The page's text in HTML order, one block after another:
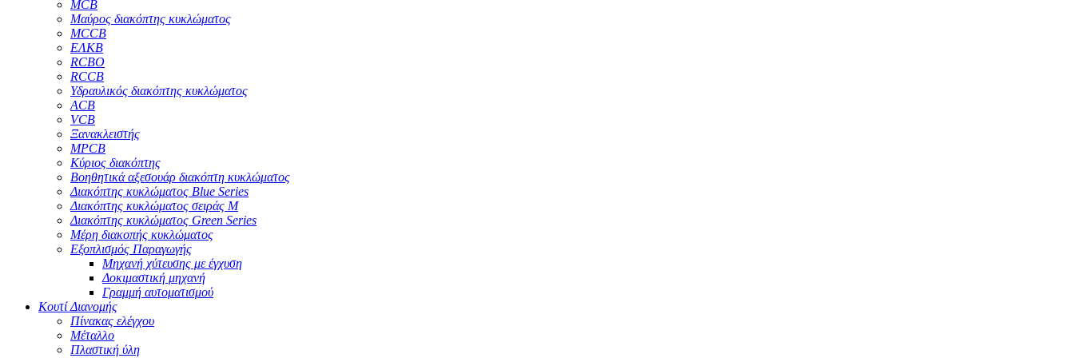
MCB
Μαύρος διακόπτης κυκλώματος
MCCB
ΕΛΚΒ
RCBO
RCCB
Υδραυλικός διακόπτης κυκλώματος
ACB
VCB
Ξανακλειστής
MPCB
Κύριος διακόπτης
Βοηθητικά αξεσουάρ διακόπτη κυκλώματος
Διακόπτης κυκλώματος Blue Series
Διακόπτης κυκλώματος σειράς M
Διακόπτης κυκλώματος Green Series
Μέρη διακοπής κυκλώματος
Εξοπλισμός Παραγωγής
Μηχανή χύτευσης με έγχυση
Δοκιμαστική μηχανή
Γραμμή αυτοματισμού
Κουτί Διανομής
Πίνακας ελέγχου
Μέταλλο
Πλαστική ύλη